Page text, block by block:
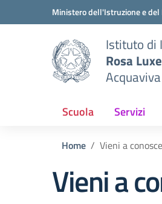
Vai ai contenuti
Vai al menu di navigazione
Ministero dell'Istruzione e
Istituto di
Rosa
Scuola Servizi
Home Vieni a
Vieni a